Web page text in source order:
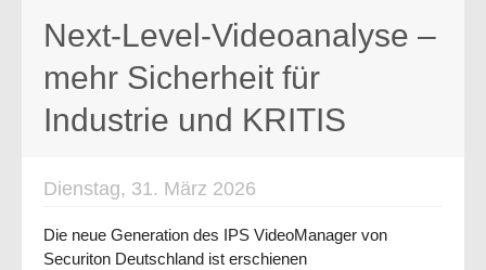
Next-Level-Videoanalyse –
mehr Sicherheit für
Industrie und KRITIS
Dienstag, 31. März 2026
Die neue Generation des IPS VideoManager von
Securiton Deutschland ist erschienen